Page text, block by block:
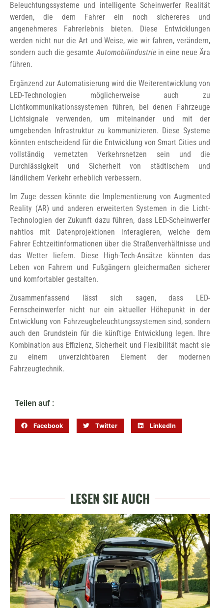
Beleuchtungssysteme und intelligente Scheinwerfer Realität
werden, die dem Fahrer ein noch sichereres und
angenehmeres Fahrerlebnis bieten. Diese Entwicklungen
werden nicht nur die Art und Weise, wie wir fahren, verändern,
sondern auch die gesamteAutomobilindustriein eine neue Ära
führen.
Ergänzend zur Automatisierung wird die Weiterentwicklung von
LED-Technologien möglicherweise auch zu
Lichtkommunikationssystemen führen, bei denen Fahrzeuge
Lichtsignale verwenden, um miteinander und mit der
umgebenden Infrastruktur zu kommunizieren. Diese Systeme
könnten entscheidend für die Entwicklung von Smart Cities und
vollständig vernetzten Verkehrsnetzen sein und die
Durchlässigkeit und Sicherheit von städtischem und
ländlichem Verkehr erheblich verbessern.
Im Zuge dessen könnte die Implementierung von Augmented
Reality (AR) und anderen erweiterten Systemen in die Licht-
Technologien der Zukunft dazu führen, dass LED-Scheinwerfer
nahtlos mit Datenprojektionen interagieren, welche dem
Fahrer Echtzeitinformationen über die Straßenverhältnisse und
das Wetter liefern. Diese High-Tech-Ansätze könnten das
Leben von Fahrern und Fußgängern gleichermaßen sicherer
und komfortabler gestalten.
Zusammenfassend lässt sich sagen, dass LED-
Fernscheinwerfer nicht nur ein aktueller Höhepunkt in der
Entwicklung von Fahrzeugbeleuchtungssystemen sind, sondern
auch den Grundstein für die künftige Entwicklung legen. Ihre
Kombination aus Effizienz, Sicherheit und Flexibilität macht sie
zu einem unverzichtbaren Element der modernen
Fahrzeugtechnik.
Teilen auf :
Facebook Twitter LinkedIn
LESEN SIE AUCH